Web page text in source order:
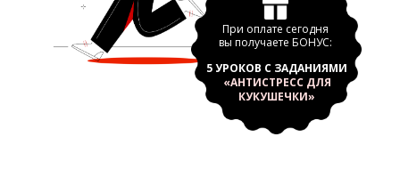
При оплате сегодня
вы получаете БОНУС:
5 УРОКОВ С ЗАДАНИЯМИ
«АНТИСТРЕСС ДЛЯ
КУКУШЕЧКИ»